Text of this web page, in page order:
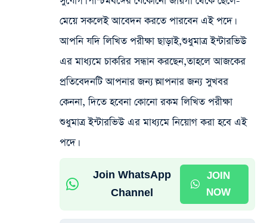
মেয়ে সকলেই আবেদন করতে পারবেন এই পদে।
আপনি যদি লিখিত পরীক্ষা ছাড়াই,শুধুমাত্র ইন্টারভিউ
এর মাধ্যমে চাকরির সন্ধান করছেন,তাহলে আজকের
প্রতিবেদনটি আপনার জন্য।আপনার জন্য সুখবর
কেননা, দিতে হবেনা কোনো রকম লিখিত পরীক্ষা
শুধুমাত্র ইন্টারভিউ এর মাধ্যমে নিয়োগ করা হবে এই
পদে।
Join WhatsApp
Channel
JOIN
NOW